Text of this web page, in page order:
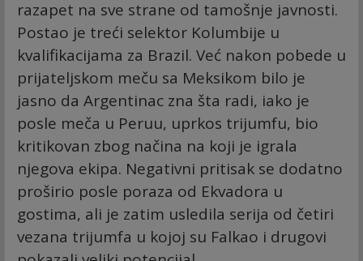
razapet na sve strane od tamošnje javnosti.
Postao je treći selektor Kolumbije u
kvalifikacijama za Brazil. Već nakon pobede u
prijateljskom meču sa Meksikom bilo je
jasno da Argentinac zna šta radi, iako je
posle meča u Peruu, uprkos trijumfu, bio
kritikovan zbog načina na koji je igrala
njegova ekipa. Negativni pritisak se dodatno
proširio posle poraza od Ekvadora u
gostima, ali je zatim usledila serija od četiri
vezana trijumfa u kojoj su Falkao i drugovi